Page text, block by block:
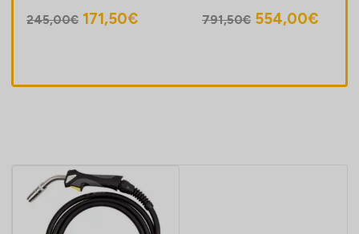
245,00€ Algne
171,50€Praegune791,50€ Algne
554,00€